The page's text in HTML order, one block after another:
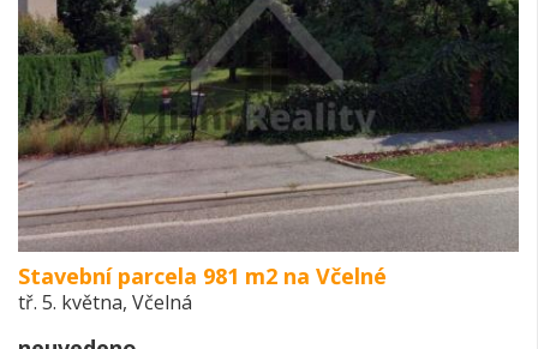
Stavební parcela 981 m2 na Včelné
tř. 5. května, Včelná